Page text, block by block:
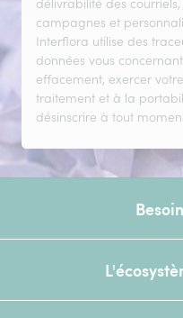
délivrabilité des
campagnes et
Interflora utilise des
données vous
effacement, exercer
traitement et à la
désinscrire à tout